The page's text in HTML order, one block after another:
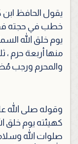
يقول الحافظ ابن
خطب في حجته
يوم خلق الله
منها أربعة حرم ،
والمحرم ورجب
وقوله صلى الله
كهيئته يوم خلق
صلوات الله